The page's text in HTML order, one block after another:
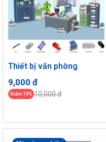
Thiết bị văn phòng
9,000 đ
Giảm 10% 10,000 đ